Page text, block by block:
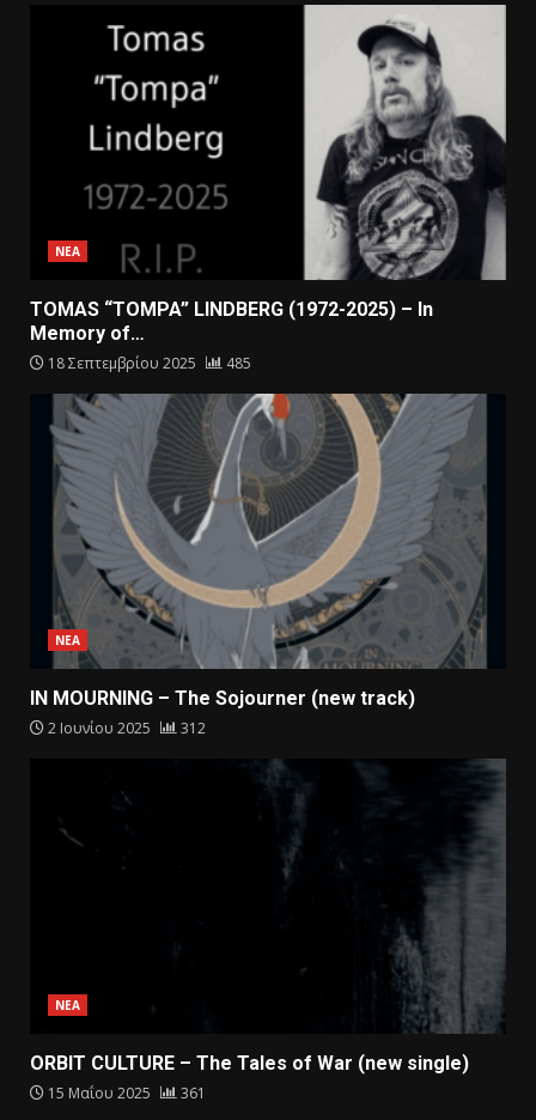
ΝΕΑ
TOMAS “TOMPA” LINDBERG (1972-2025) – In
Memory of…
18 Σεπτεμβρίου 2025 485
ΝΕΑ
IN MOURNING – The Sojourner (new track)
2 Ιουνίου 2025 312
ΝΕΑ
ORBIT CULTURE – The Tales of War (new single)
15 Μαΐου 2025 361